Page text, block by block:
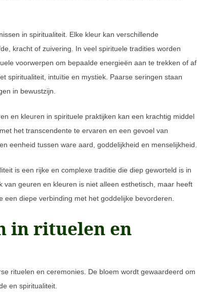
in spiritualiteit. Elke kleur kan verschillende
kracht of zuivering. In veel spirituele tradities worden
voorwerpen om bepaalde energieën aan te trekken of af
spiritualiteit, intuïtie en mystiek. Paarse seringen staan
in bewustzijn.
en kleuren in spirituele praktijken kan een krachtig middel
het transcendente te ervaren en een gevoel van
eenheid tussen ware aard, goddelijkheid en menselijkheid.
is een rijke en complexe traditie die diep geworteld is in
geuren en kleuren is niet alleen esthetisch, maar heeft
diepe verbinding met het goddelijke bevorderen.
in rituelen en
rituelen en ceremonies. De bloem wordt gewaardeerd om
en spiritualiteit.